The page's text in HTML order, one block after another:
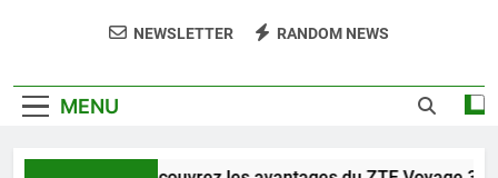
NEWSLETTER RANDOM NEWS
MENU